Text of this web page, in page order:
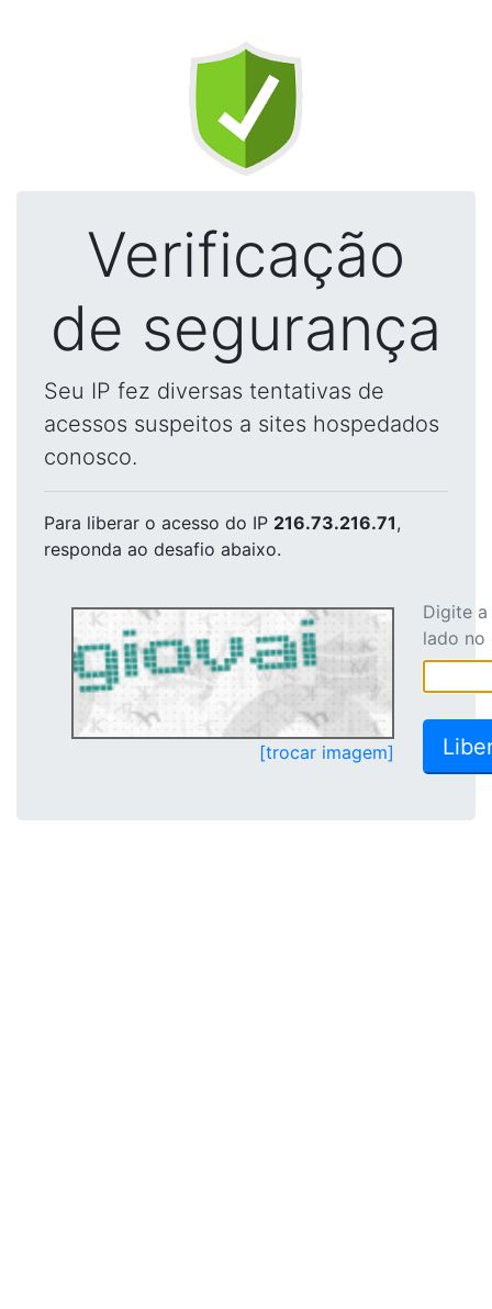
Verificação
de segurança
Seu IP fez diversas tentativas de
acessos suspeitos a sites hospedados
conosco.
Para liberar o acesso do IP 216.73.216.71,
responda ao desafio abaixo.
[trocar imagem]
Digite
lado no